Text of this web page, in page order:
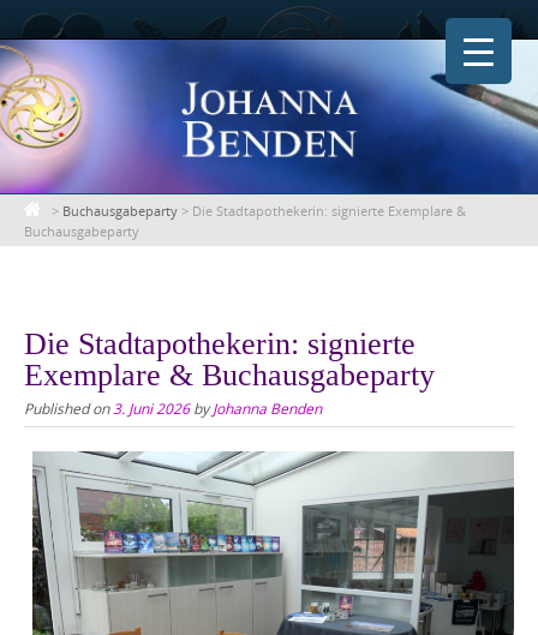
Skip
to
content
> Buchausgabeparty > Die Stadtapothekerin: signierte Exemplare &
Buchausgabeparty
Die Stadtapothekerin: signierte
Exemplare & Buchausgabeparty
Published on 3. Juni 2026byJohanna Benden